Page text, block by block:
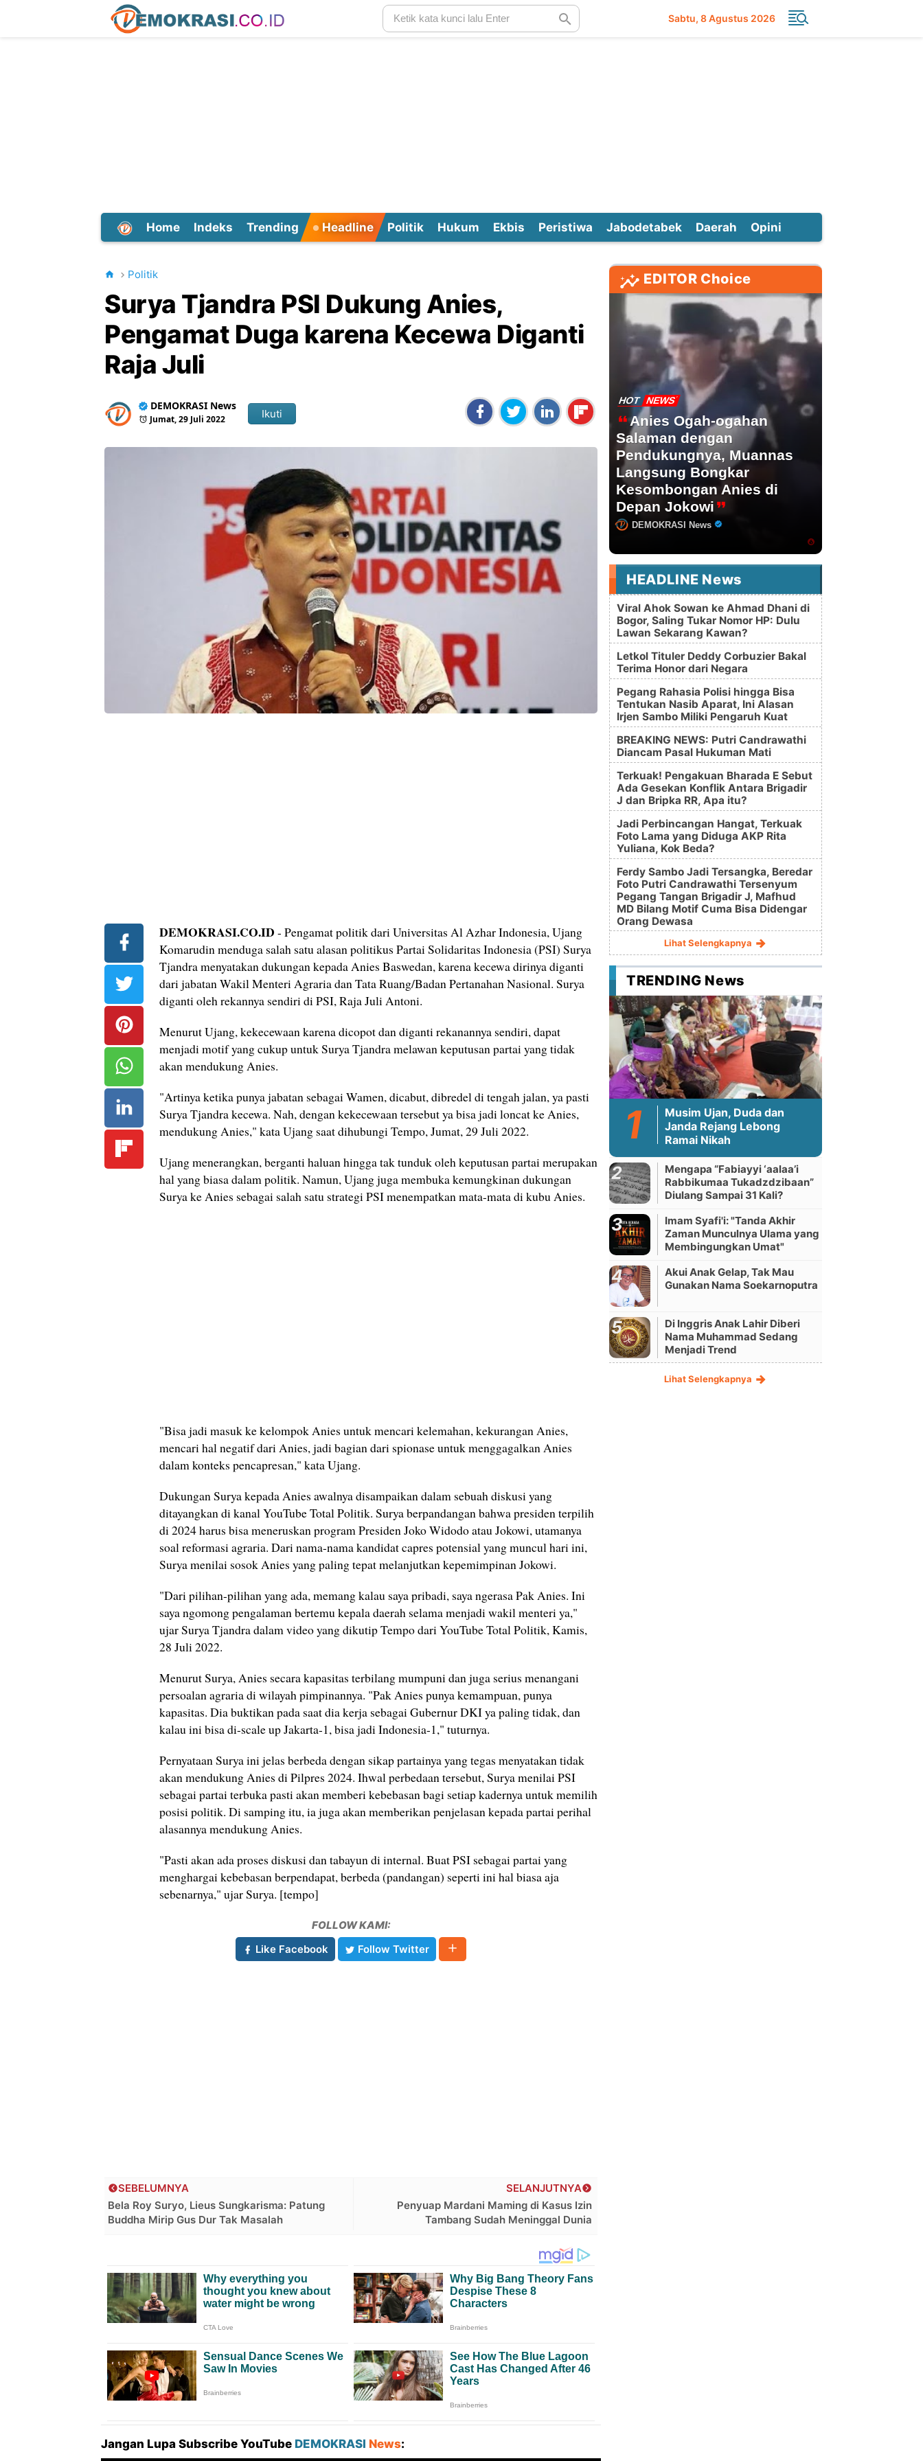
Sabtu 8 Agustus 2026
Home Indeks Trending Headline Politik Hukum Ekbis Peristiwa Jabodetabek Daerah Opini
Politik
Surya Tjandra PSI Dukung Anies,
Pengamat Duga karena Kecewa Diganti
Raja Juli
DEMOKRASI News
Jumat, 29 Juli 2022 Ikuti
DEMOKRASI.CO.ID - Pengamat politik dari Universitas Al Azhar Indonesia, Ujang
Komarudin menduga salah satu alasan politikus Partai Solidaritas Indonesia (PSI) Surya
Tjandra menyatakan dukungan kepada Anies Baswedan, karena kecewa dirinya diganti
dari jabatan Wakil Menteri Agraria dan Tata Ruang/Badan Pertanahan Nasional. Surya
diganti oleh rekannya sendiri di PSI, Raja Juli Antoni.
Menurut Ujang, kekecewaan karena dicopot dan diganti rekanannya sendiri, dapat
menjadi motif yang cukup untuk Surya Tjandra melawan keputusan partai yang tidak
akan mendukung Anies.
"Artinya ketika punya jabatan sebagai Wamen, dicabut, dibredel di tengah jalan, ya pasti
Surya Tjandra kecewa. Nah, dengan kekecewaan tersebut ya bisa jadi loncat ke Anies,
mendukung Anies," kata Ujang saat dihubungi Tempo, Jumat, 29 Juli 2022.
Ujang menerangkan, berganti haluan hingga tak tunduk oleh keputusan partai merupakan
hal yang biasa dalam politik. Namun, Ujang juga membuka kemungkinan dukungan
Surya ke Anies sebagai salah satu strategi PSI menempatkan mata-mata di kubu Anies.
"Bisa jadi masuk ke kelompok Anies untuk mencari kelemahan, kekurangan Anies,
mencari hal negatif dari Anies, jadi bagian dari spionase untuk menggagalkan Anies
dalam konteks pencapresan," kata Ujang.
Dukungan Surya kepada Anies awalnya disampaikan dalam sebuah diskusi yang
ditayangkan di kanal YouTube Total Politik. Surya berpandangan bahwa presiden terpilih
di 2024 harus bisa meneruskan program Presiden Joko Widodo atau Jokowi, utamanya
soal reformasi agraria. Dari nama-nama kandidat capres potensial yang muncul hari ini,
Surya menilai sosok Anies yang paling tepat melanjutkan kepemimpinan Jokowi.
"Dari pilihan-pilihan yang ada, memang kalau saya pribadi, saya ngerasa Pak Anies. Ini
saya ngomong pengalaman bertemu kepala daerah selama menjadi wakil menteri ya,"
ujar Surya Tjandra dalam video yang dikutip Tempo dari YouTube Total Politik, Kamis,
28 Juli 2022.
Menurut Surya, Anies secara kapasitas terbilang mumpuni dan juga serius menangani
persoalan agraria di wilayah pimpinannya. "Pak Anies punya kemampuan, punya
kapasitas. Dia buktikan pada saat dia kerja sebagai Gubernur DKI ya paling tidak, dan
kalau ini bisa di-scale up Jakarta-1, bisa jadi Indonesia-1," tuturnya.
Pernyataan Surya ini jelas berbeda dengan sikap partainya yang tegas menyatakan tidak
akan mendukung Anies di Pilpres 2024. Ihwal perbedaan tersebut, Surya menilai PSI
sebagai partai terbuka pasti akan memberi kebebasan bagi setiap kadernya untuk memilih
posisi politik. Di samping itu, ia juga akan memberikan penjelasan kepada partai perihal
alasannya mendukung Anies.
"Pasti akan ada proses diskusi dan tabayun di internal. Buat PSI sebagai partai yang
menghargai kebebasan berpendapat, berbeda (pandangan) seperti ini hal biasa aja
sebenarnya," ujar Surya. [tempo]
FOLLOW KAMI:
Like Facebook
Follow Twitter
SELANJUTNYA
Penyuap Mardani Maming di Kasus Izin
Tambang Sudah Meninggal Dunia
SEBELUMNYA
Bela Roy Suryo, Lieus Sungkarisma: Patung
Buddha Mirip Gus Dur Tak Masalah
Jangan Lupa Subscribe YouTube DEMOKRASI News:
EDITOR Choice
HOT NEWS
Anies Ogah-ogahan
Salaman dengan
Pendukungnya, Muannas
Langsung Bongkar
Kesombongan Anies di
Depan Jokowi
DEMOKRASI News
HEADLINE News
Viral Ahok Sowan ke Ahmad Dhani di
Bogor, Saling Tukar Nomor HP: Dulu
Lawan Sekarang Kawan?
Letkol Tituler Deddy Corbuzier Bakal
Terima Honor dari Negara
Pegang Rahasia Polisi hingga Bisa
Tentukan Nasib Aparat, Ini Alasan
Irjen Sambo Miliki Pengaruh Kuat
BREAKING NEWS: Putri Candrawathi
Diancam Pasal Hukuman Mati
Terkuak! Pengakuan Bharada E Sebut
Ada Gesekan Konflik Antara Brigadir
J dan Bripka RR, Apa itu?
Jadi Perbincangan Hangat, Terkuak
Foto Lama yang Diduga AKP Rita
Yuliana, Kok Beda?
Ferdy Sambo Jadi Tersangka, Beredar
Foto Putri Candrawathi Tersenyum
Pegang Tangan Brigadir J, Mafhud
MD Bilang Motif Cuma Bisa Didengar
Orang Dewasa
Lihat Selengkapnya
TRENDING News
Musim Ujan, Duda dan
Janda Rejang Lebong
Ramai Nikah
Mengapa “Fabiayyi ‘aalaa’i
Rabbikumaa Tukadzdzibaan”
Diulang Sampai 31 Kali?
Imam Syafi'i: "Tanda Akhir
Zaman Munculnya Ulama yang
Membingungkan Umat"
Akui Anak Gelap, Tak Mau
Gunakan Nama Soekarnoputra
Di Inggris Anak Lahir Diberi
Nama Muhammad Sedang
Menjadi Trend
Lihat Selengkapnya